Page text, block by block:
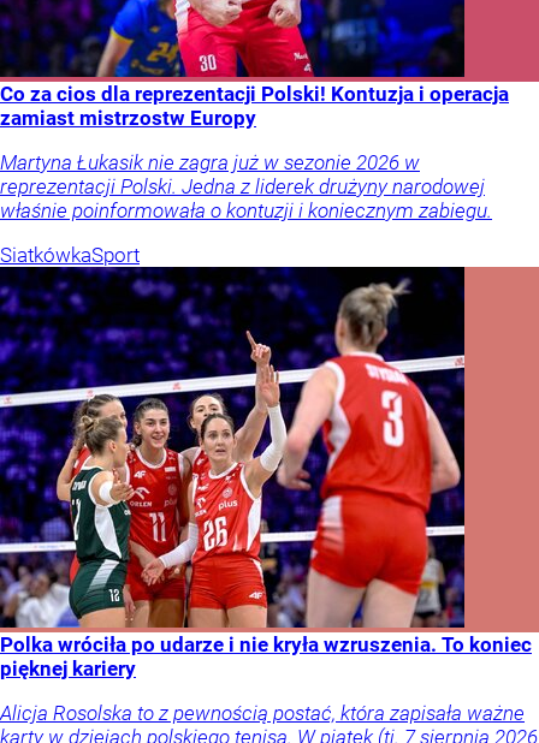
Co za cios dla reprezentacji Polski! Kontuzja i operacja
zamiast mistrzostw Europy
Martyna Łukasik nie zagra już w sezonie 2026 w
reprezentacji Polski. Jedna z liderek drużyny narodowej
właśnie poinformowała o kontuzji i koniecznym zabiegu.
SiatkówkaSport
Polka wróciła po udarze i nie kryła wzruszenia. To koniec
pięknej kariery
Alicja Rosolska to z pewnością postać, która zapisała ważne
karty w dziejach polskiego tenisa. W piątek (tj. 7 sierpnia 2026